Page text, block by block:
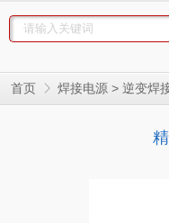
首页 焊接电源 > 逆变焊